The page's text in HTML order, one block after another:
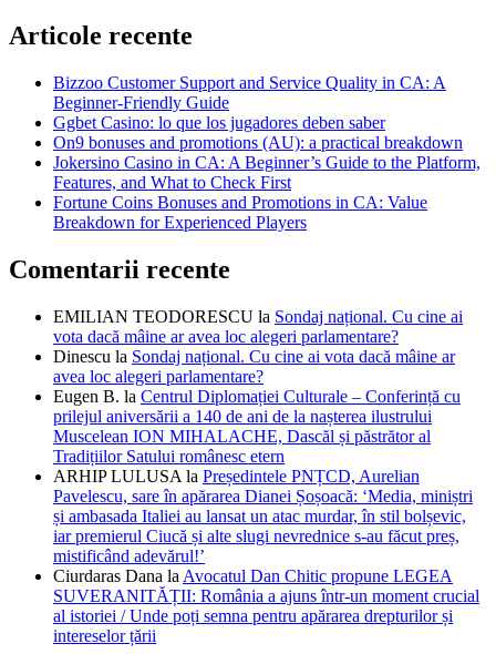
Articole recente
Bizzoo Customer Support and Service Quality in CA: A
Beginner-Friendly Guide
Ggbet Casino: lo que los jugadores deben saber
On9 bonuses and promotions (AU): a practical breakdown
Jokersino Casino in CA: A Beginner’s Guide to the Platform,
Features, and What to Check First
Fortune Coins Bonuses and Promotions in CA: Value
Breakdown for Experienced Players
Comentarii recente
EMILIAN TEODORESCU la Sondaj național. Cu cine ai
vota dacă mâine ar avea loc alegeri parlamentare?
Dinescu la Sondaj național. Cu cine ai vota dacă mâine ar
avea loc alegeri parlamentare?
Eugen B. la Centrul Diplomației Culturale – Conferință cu
prilejul aniversării a 140 de ani de la nașterea ilustrului
Muscelean ION MIHALACHE, Dascăl și păstrător al
Tradițiilor Satului românesc etern
ARHIP LULUSA la Președintele PNȚCD, Aurelian
Pavelescu, sare în apărarea Dianei Șoșoacă: ‘Media, miniștri
și ambasada Italiei au lansat un atac murdar, în stil bolșevic,
iar premierul Ciucă și alte slugi nevrednice s-au făcut preș,
mistificând adevărul!’
Ciurdaras Dana la Avocatul Dan Chitic propune LEGEA
SUVERANITĂȚII: România a ajuns într-un moment crucial
al istoriei / Unde poți semna pentru apărarea drepturilor și
intereselor țării